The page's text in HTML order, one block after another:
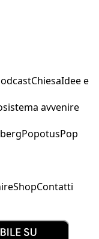
ChiesaIdee e
avvenire
PopotusPop
ShopContatti